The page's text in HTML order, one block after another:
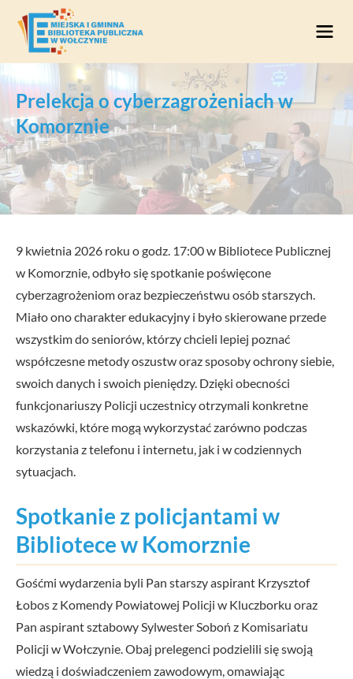
Przejdź do treści
Prelekcja o cyberzagrożeniach w
Komorznie
9 kwietnia 2026 roku o godz. 17:00 w Bibliotece Publicznej
w Komorznie, odbyło się spotkanie poświęcone
cyberzagrożeniom oraz bezpieczeństwu osób starszych.
Miało ono charakter edukacyjny i było skierowane przede
wszystkim do seniorów, którzy chcieli lepiej poznać
współczesne metody oszustw oraz sposoby ochrony siebie,
swoich danych i swoich pieniędzy. Dzięki obecności
funkcjonariuszy Policji uczestnicy otrzymali konkretne
wskazówki, które mogą wykorzystać zarówno podczas
korzystania z telefonu i internetu, jak i w codziennych
sytuacjach.
Spotkanie z policjantami w
Bibliotece w Komorznie
Gośćmi wydarzenia byli Pan starszy aspirant Krzysztof
Łobos z Komendy Powiatowej Policji w Kluczborku oraz
Pan aspirant sztabowy Sylwester Soboń z Komisariatu
Policji w Wołczynie. Obaj prelegenci podzielili się swoją
wiedzą i doświadczeniem zawodowym, omawiając